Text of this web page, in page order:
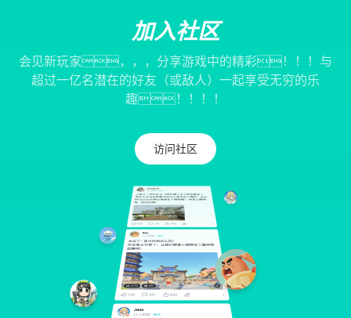
加入社区
会见新玩家，，，分享游戏中的精彩！！！与
超过一亿名潜在的好友（或敌人）一起享受无穷的乐
趣！！！！
访问社区